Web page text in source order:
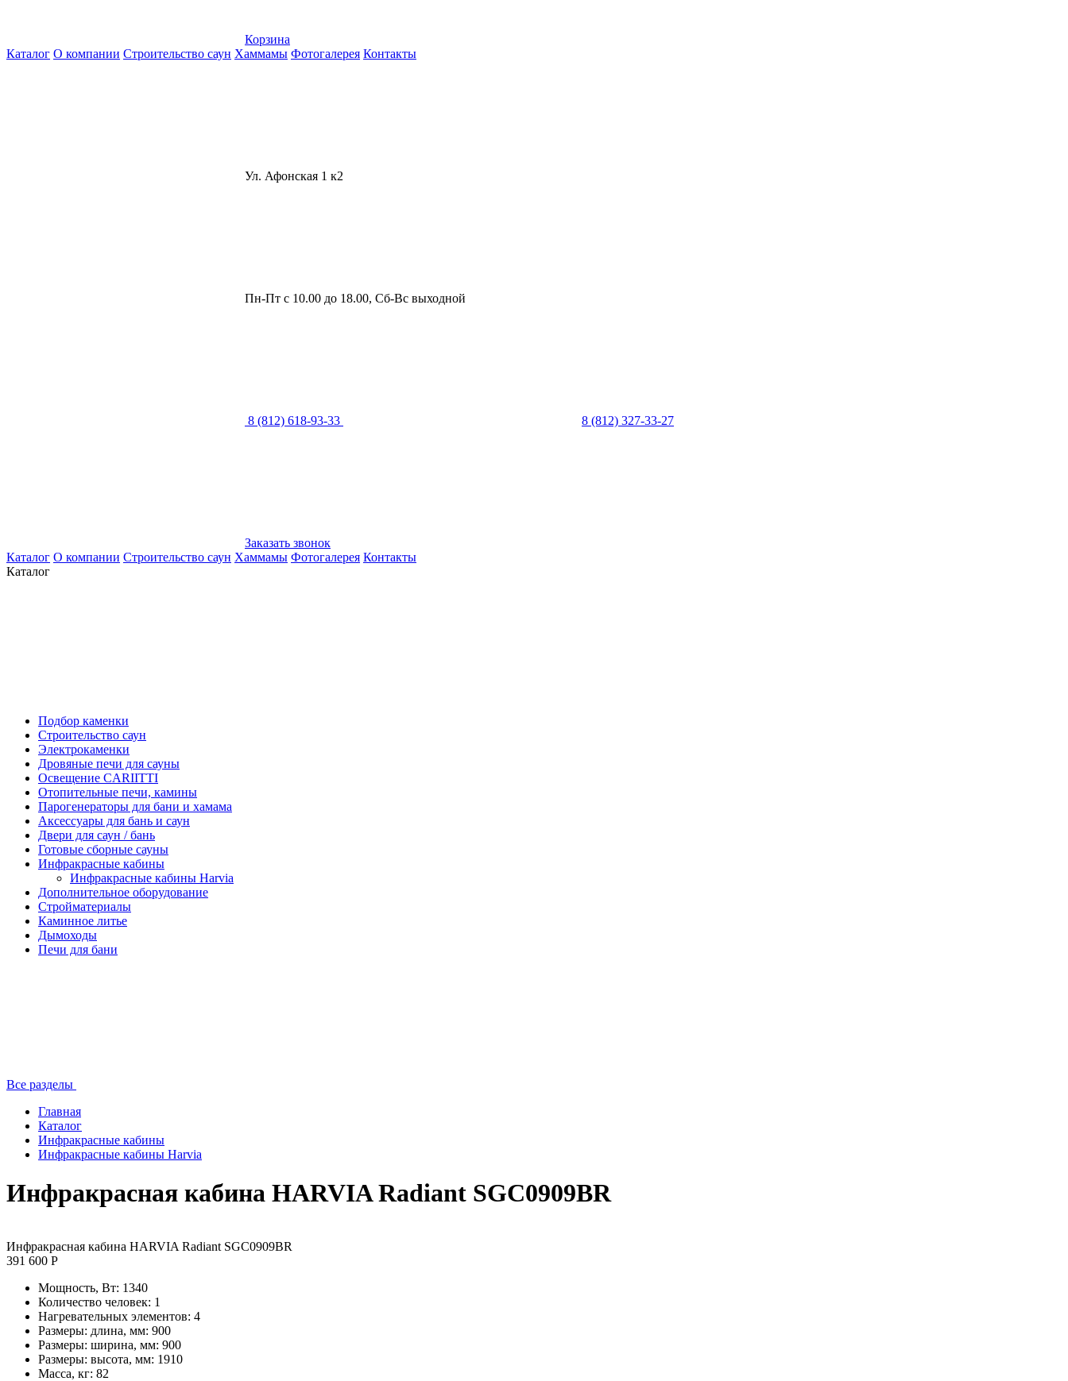
Корзина
Каталог О компании Строительство саун Хаммамы Фотогалерея Контакты
Ул. Афонская 1 к2
Пн-Пт с 10.00 до 18.00, Сб-Вс выходной
8 (812) 618-93-33 8 (812) 327-33-27
Заказать звонок
Каталог О компании Строительство саун Хаммамы Фотогалерея Контакты
Каталог
Подбор каменки
Строительство саун
Электрокаменки
Дровяные печи для сауны
Освещение CARIITTI
Отопительные печи, камины
Парогенераторы для бани и хамама
Аксессуары для бань и саун
Двери для саун / бань
Готовые сборные сауны
Инфракрасные кабины
Инфракрасные кабины Harvia
Дополнительное оборудование
Стройматериалы
Каминное литье
Дымоходы
Печи для бани
Все разделы
Главная
Каталог
Инфракрасные кабины
Инфракрасные кабины Harvia
Инфракрасная кабина HARVIA Radiant SGC0909BR
Инфракрасная кабина HARVIA Radiant SGC0909BR
391 600 Р
Мощность, Вт: 1340
Количество человек: 1
Нагревательных элементов: 4
Размеры: длина, мм: 900
Размеры: ширина, мм: 900
Размеры: высота, мм: 1910
Масса, кг: 82